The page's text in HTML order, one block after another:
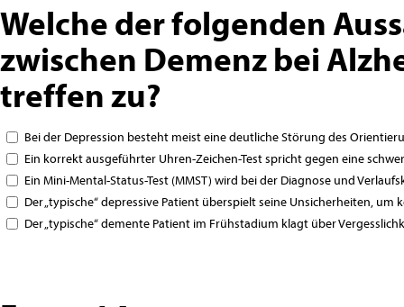
Welche der folgenden
zwischen Demenz bei
treffen zu?
Bei der Depression besteht meist eine deutliche Störung des
Ein korrekt ausgeführter Uhren-Zeichen-Test spricht gegen eine
Ein Mini-Mental-Status-Test (MMST) wird bei der Diagnose und
Der „typische“ depressive Patient überspielt seine Unsicherheiten, um
Der „typische“ demente Patient im Frühstadium klagt über